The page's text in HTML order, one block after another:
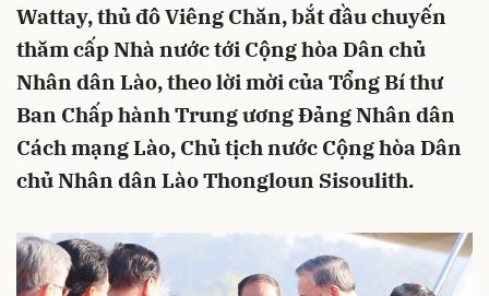
Wattay, thủ đô Viêng Chăn, bắt đầu chuyến
thăm cấp Nhà nước tới Cộng hòa Dân chủ
Nhân dân Lào, theo lời mời của Tổng Bí thư
Ban Chấp hành Trung ương Đảng Nhân dân
Cách mạng Lào, Chủ tịch nước Cộng hòa Dân
chủ Nhân dân Lào Thongloun Sisoulith.